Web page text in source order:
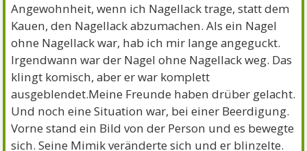
Angewohnheit, wenn ich Nagellack trage, statt dem
Kauen, den Nagellack abzumachen. Als ein Nagel
ohne Nagellack war, hab ich mir lange angeguckt.
Irgendwann war der Nagel ohne Nagellack weg. Das
klingt komisch, aber er war komplett
ausgeblendet.Meine Freunde haben drüber gelacht.
Und noch eine Situation war, bei einer Beerdigung.
Vorne stand ein Bild von der Person und es bewegte
sich. Seine Mimik veränderte sich und er blinzelte.